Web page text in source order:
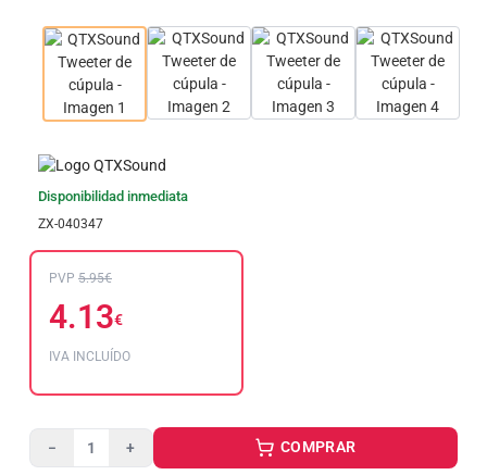
Disponibilidad inmediata
ZX-040347
PVP 5.95€
4.13€
IVA INCLUÍDO
− + COMPRAR